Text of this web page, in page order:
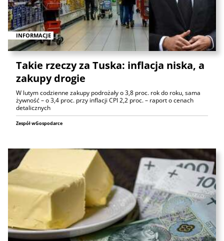
INFORMACJE
Takie rzeczy za Tuska: inflacja niska, a
zakupy drogie
W lutym codzienne zakupy podrożały o 3,8 proc. rok do roku, sama
żywność – o 3,4 proc. przy inflacji CPI 2,2 proc. – raport o cenach
detalicznych
Zespół wGospodarce